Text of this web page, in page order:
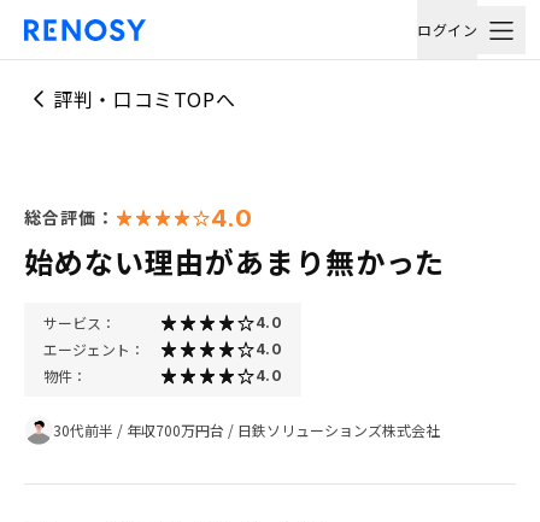
ログイン
評判・口コミTOPへ
総合評価： 4.0
始めない理由があまり無かった
サービス： 4.0
エージェント： 4.0
物件： 4.0
30代前半 / 年収700万円台 / 日鉄ソリューションズ株式会社